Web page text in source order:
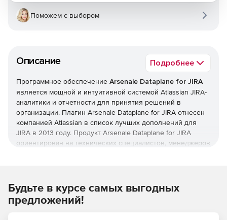
Описание Подробнее
Программное обеспечение Arsenale Dataplane for JIRA
является мощной и интуитивной системой Atlassian JIRA-
аналитики и отчетности для принятия решений в
организации. Плагин Arsenale Dataplane for JIRA отнесен
компанией Atlassian в список лучших дополнений для
JIRA в 2013 году. Продукт Arsenale Dataplane for JIRA
ориентирован на технических специалистов, менеджеров
Arsenale Dataplane for JIRA позволяет использовать
преимущества истории проектов JIRA и их проблем:
Поможем с выбором
Будьте в курсе самых выгодных
предложений!